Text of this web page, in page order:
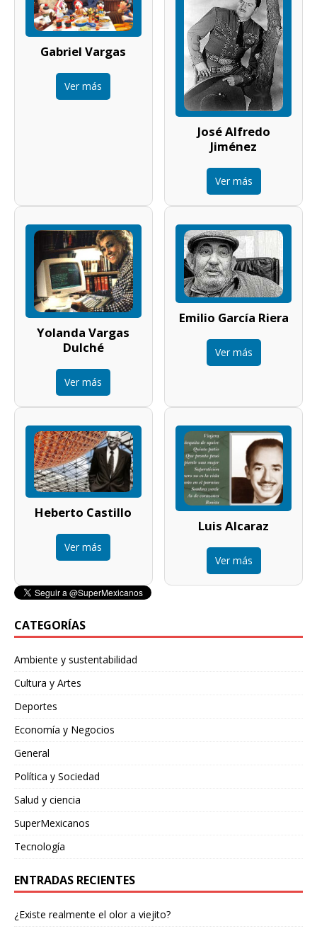
Gabriel Vargas
Ver más
José Alfredo
Jiménez
Ver más
Yolanda Vargas
Dulché
Ver más
Emilio García Riera
Ver más
Heberto Castillo
Ver más
Luis Alcaraz
Ver más
CATEGORÍAS
Ambiente y sustentabilidad
Cultura y Artes
Deportes
Economía y Negocios
General
Política y Sociedad
Salud y ciencia
SuperMexicanos
Tecnología
ENTRADAS RECIENTES
¿Existe realmente el olor a viejito?